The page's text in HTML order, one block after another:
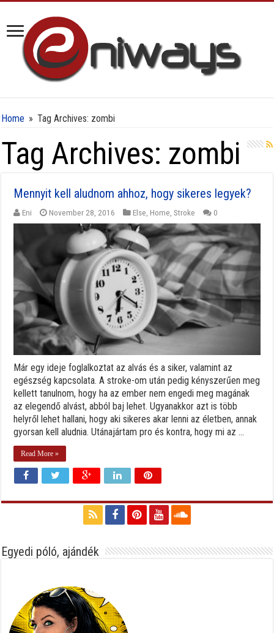
Home » Tag Archives: zombi
Tag Archives: zombi
Mennyit kell aludnom ahhoz, hogy sikeres legyek?
Eni November 28, 2016 Else Home ,Stroke 0
Már egy ideje foglalkoztat az alvás és a siker, valamint az
egészség kapcsolata. A stroke-om után pedig kényszerűen meg
kellett tanulnom, hogy ha az ember nem engedi meg magának
az elegendő alvást, abból baj lehet. Ugyanakkor azt is több
helyről lehet hallani, hogy aki sikeres akar lenni az életben, annak
gyorsan kell aludnia. Utánajártam pro és kontra, hogy mi az ...
Read More »
Egyedi póló, ajándék